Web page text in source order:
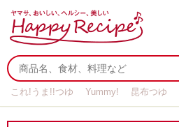
これ!うま!!つゆ Yummy! 昆布つゆ